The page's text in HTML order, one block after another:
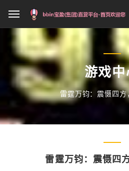
游戏中
雷霆万钧：震慑四
雷霆万钧：震慑四